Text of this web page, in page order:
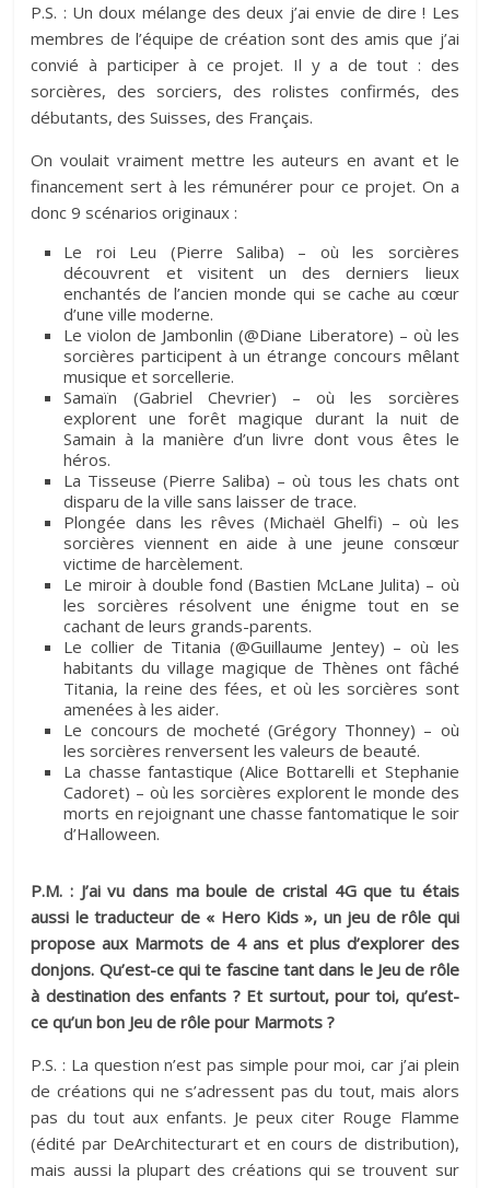
P.S. : Un doux mélange des deux j’ai envie de dire ! Les
membres de l’équipe de création sont des amis que j’ai
convié à participer à ce projet. Il y a de tout : des
sorcières, des sorciers, des rolistes confirmés, des
débutants, des Suisses, des Français.
On voulait vraiment mettre les auteurs en avant et le
financement sert à les rémunérer pour ce projet. On a
donc 9 scénarios originaux :
Le roi Leu (Pierre Saliba) – où les sorcières
découvrent et visitent un des derniers lieux
enchantés de l’ancien monde qui se cache au cœur
d’une ville moderne.
Le violon de Jambonlin (@Diane Liberatore) – où les
sorcières participent à un étrange concours mêlant
musique et sorcellerie.
Samaïn (Gabriel Chevrier) – où les sorcières
explorent une forêt magique durant la nuit de
Samain à la manière d’un livre dont vous êtes le
héros.
La Tisseuse (Pierre Saliba) – où tous les chats ont
disparu de la ville sans laisser de trace.
Plongée dans les rêves (Michaël Ghelfi) – où les
sorcières viennent en aide à une jeune consœur
victime de harcèlement.
Le miroir à double fond (Bastien McLane Julita) – où
les sorcières résolvent une énigme tout en se
cachant de leurs grands-parents.
Le collier de Titania (@Guillaume Jentey) – où les
habitants du village magique de Thènes ont fâché
Titania, la reine des fées, et où les sorcières sont
amenées à les aider.
Le concours de mocheté (Grégory Thonney) – où
les sorcières renversent les valeurs de beauté.
La chasse fantastique (Alice Bottarelli et Stephanie
Cadoret) – où les sorcières explorent le monde des
morts en rejoignant une chasse fantomatique le soir
d’Halloween.
P.M. : J’ai vu dans ma boule de cristal 4G que tu étais
aussi le traducteur de « Hero Kids », un jeu de rôle qui
propose aux Marmots de 4 ans et plus d’explorer des
donjons. Qu’est-ce qui te fascine tant dans le Jeu de rôle
à destination des enfants ? Et surtout, pour toi, qu’est-
ce qu’un bon Jeu de rôle pour Marmots ?
P.S. : La question n’est pas simple pour moi, car j’ai plein
de créations qui ne s’adressent pas du tout, mais alors
pas du tout aux enfants. Je peux citer Rouge Flamme
(édité par DeArchitecturart et en cours de distribution),
mais aussi la plupart des créations qui se trouvent sur